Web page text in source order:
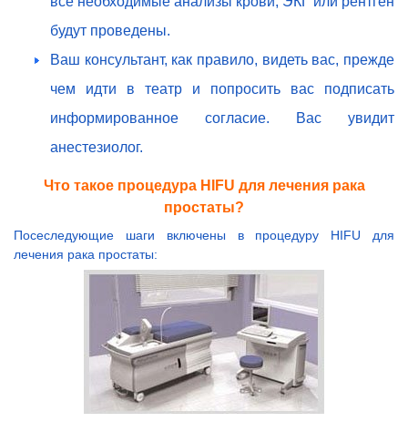
будут проведены.
Ваш консультант, как правило, видеть вас, прежде
чем идти в театр и попросить вас подписать
информированное согласие. Вас увидит
анестезиолог.
Что такое процедура HIFU для лечения рака
простаты?
Посеследующие шаги включены в процедуру HIFU для
лечения рака простаты: